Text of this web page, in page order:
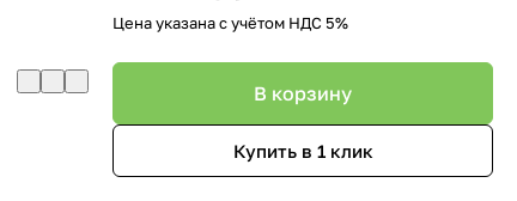
Цена указана с учётом НДС 5%
В корзину
Купить в 1 клик